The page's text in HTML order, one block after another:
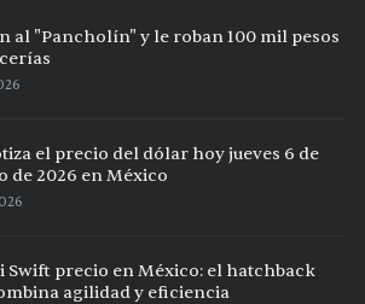
al "Pancholín" y le roban 100 mil pesos
el precio del dólar hoy jueves 6 de
de 2026 en México
Swift precio en México: el hatchback
agilidad y eficiencia